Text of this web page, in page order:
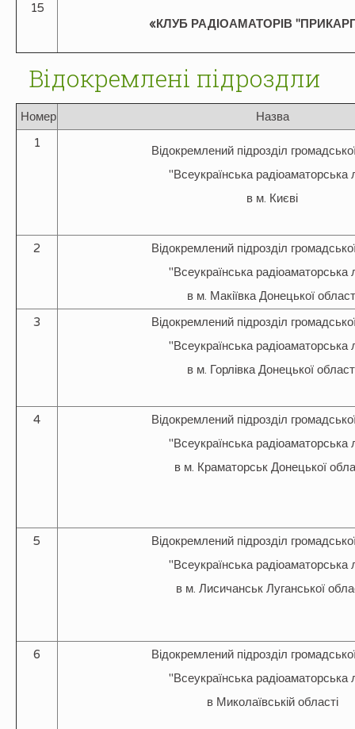
15
«КЛУБ РАДІОАМАТОРІВ
Відокремлені підроздли
Номер
Назва
1
Відокремлений підрозділ
"Всеукраїнська радіоаматорська
в м. Києві
2
Відокремлений підрозділ
"Всеукраїнська радіоаматорська
в м. Макіївка Донецької
3
Відокремлений підрозділ
"Всеукраїнська радіоаматорська
в м. Горлівка Донецької
4
Відокремлений підрозділ
"Всеукраїнська радіоаматорська
в м. Краматорськ Донецької
5
Відокремлений підрозділ
"Всеукраїнська радіоаматорська
в м. Лисичанськ Луганської
6
Відокремлений підрозділ
"Всеукраїнська радіоаматорська
в Миколаївській області